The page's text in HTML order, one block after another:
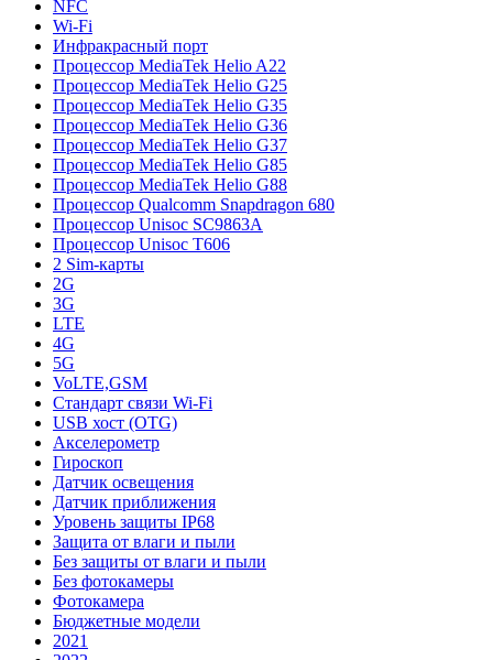
NFC
Wi-Fi
Инфракрасный порт
Процессор MediaTek Helio A22
Процессор MediaTek Helio G25
Процессор MediaTek Helio G35
Процессор MediaTek Helio G36
Процессор MediaTek Helio G37
Процессор MediaTek Helio G85
Процессор MediaTek Helio G88
Процессор Qualcomm Snapdragon 680
Процессор Unisoc SC9863A
Процессор Unisoc T606
2 Sim-карты
2G
3G
LTE
4G
5G
VoLTE,GSM
Стандарт связи Wi-Fi
USB хост (OTG)
Акселерометр
Гироскоп
Датчик освещения
Датчик приближения
Уровень защиты IP68
Защита от влаги и пыли
Без защиты от влаги и пыли
Без фотокамеры
Фотокамера
Бюджетные модели
2021